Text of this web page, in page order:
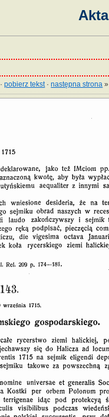
·pobierz tekst·następna strona »